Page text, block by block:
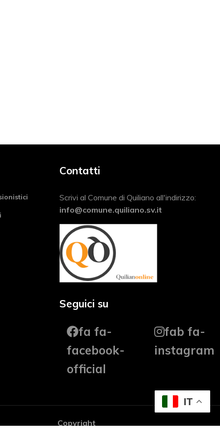
IT
Contatti
Scrivi al Comune di Quiliano all'indirizzo:
info@comune.quiliano.sv.it
Seguici su
fa fa-
facebook-
official
fab fa-
instagram
Copyright